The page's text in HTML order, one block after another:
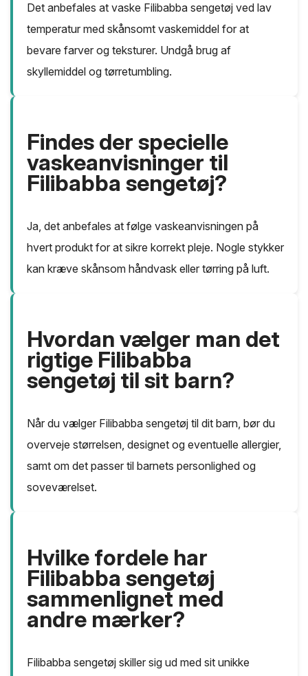
Det anbefales at vaske Filibabba sengetøj ved lav
temperatur med skånsomt vaskemiddel for at
bevare farver og teksturer. Undgå brug af
skyllemiddel og tørretumbling.
Findes der specielle
vaskeanvisninger til
Filibabba sengetøj?
Ja, det anbefales at følge vaskeanvisningen på
hvert produkt for at sikre korrekt pleje. Nogle stykker
kan kræve skånsom håndvask eller tørring på luft.
Hvordan vælger man det
rigtige Filibabba
sengetøj til sit barn?
Når du vælger Filibabba sengetøj til dit barn, bør du
overveje størrelsen, designet og eventuelle allergier,
samt om det passer til barnets personlighed og
soveværelset.
Hvilke fordele har
Filibabba sengetøj
sammenlignet med
andre mærker?
Filibabba sengetøj skiller sig ud med sit unikke